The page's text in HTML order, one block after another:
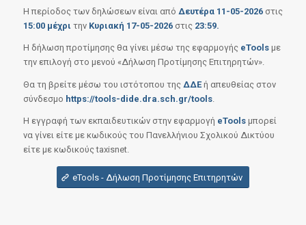
Η περίοδος των δηλώσεων είναι απόΔευτέρα 11-05-2026 στις
15:00 μέχρι τηνΚυριακή 17-05-2026 στις 23:59.
Η δήλωση προτίμησης θα γίνει μέσω της εφαρμογής eToolsμε
την επιλογή στο μενού «Δήλωση Προτίμησης Επιτηρητών».
Θα τη βρείτε μέσω του ιστότοπου της ΔΔΕή απευθείας στον
σύνδεσμο https://tools-dide.dra.sch.gr/tools.
Η εγγραφή των εκπαιδευτικών στην εφαρμογή eToolsμπορεί
να γίνει είτε με κωδικούς του Πανελλήνιου Σχολικού Δικτύου
είτε με κωδικούς taxisnet.
eTools - Δήλωση Προτίμησης Επιτηρητών